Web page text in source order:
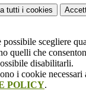
tutti i cookies
possibile scegliere
quelli che
disabilitarli.
i cookie
POLICY.